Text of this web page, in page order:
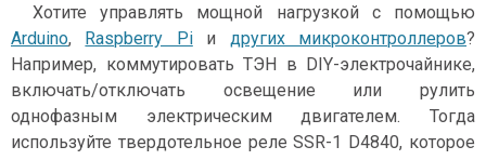
Хотите управлять мощной нагрузкой с помощью
Arduino, Raspberry Piи других микроконтроллеров?
Например, коммутировать ТЭН в DIY-электрочайнике,
включать/отключать освещение или рулить
однофазным электрическим двигателем. Тогда
используйте твердотельное реле SSR-1 D4840, которое